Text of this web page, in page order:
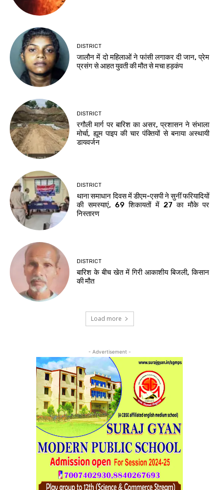
DISTRICT
जालौन में दो महिलाओं ने फांसी लगाकर दी जान, प्रेम
प्रसंग से आहत युवती की मौत से मचा हड़कंप
DISTRICT
रगौली मार्ग पर बारिश का असर, प्रशासन ने संभाला
मोर्चा, ह्यूम पाइप की चार पंक्तियों से बनाया अस्थायी
डायवर्जन
DISTRICT
थाना समाधान दिवस में डीएम-एसपी ने सुनीं फरियादियों
की समस्याएं, 69 शिकायतों में 27 का मौके पर
निस्तारण
DISTRICT
बारिश के बीच खेत में गिरी आकाशीय बिजली, किसान
की मौत
Load more
- Advertisement -